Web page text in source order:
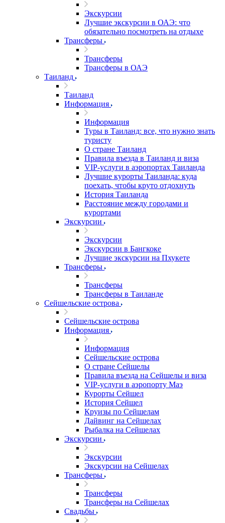
Экскурсии
Лучшие экскурсии в ОАЭ: что
обязательно посмотреть на отдыхе
Трансферы
Трансферы
Трансферы в ОАЭ
Таиланд
Таиланд
Информация
Информация
Туры в Таиланд: все, что нужно знать
туристу
О стране Таиланд
Правила въезда в Таиланд и виза
VIP-услуги в аэропортах Таиланда
Лучшие курорты Таиланда: куда
поехать, чтобы круто отдохнуть
История Таиланда
Расстояние между городами и
курортами
Экскурсии
Экскурсии
Экскурсии в Бангкоке
Лучшие экскурсии на Пхукете
Трансферы
Трансферы
Трансферы в Таиланде
Сейшельские острова
Сейшельские острова
Информация
Информация
Сейшельские острова
О стране Сейшелы
Правила въезда на Сейшелы и виза
VIP-услуги в аэропорту Маэ
Курорты Сейшел
История Сейшел
Круизы по Сейшелам
Дайвинг на Сейшелах
Рыбалка на Сейшелах
Экскурсии
Экскурсии
Экскурсии на Сейшелах
Трансферы
Трансферы
Трансферы на Сейшелах
Свадьбы